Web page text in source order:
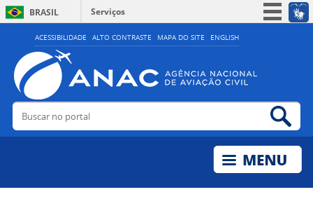
ACESSIBILIDADE ALTO CONTRASTE MAPA DO SITE ENGLISH
BRASIL
Serviços
Simplifique!
Acesso à informação
Legislação
Buscar no portal